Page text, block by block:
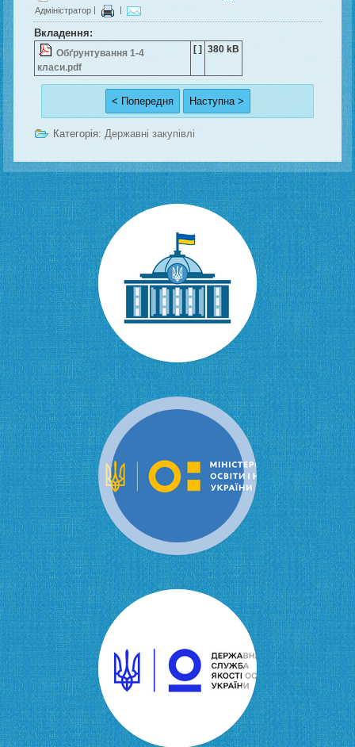
Адміністратор
Вкладення:
Обґрунтування 1-4
класи.pdf
[ ] 380 kB
< Попередня Наступна >
Категорія: Державні закупівлі